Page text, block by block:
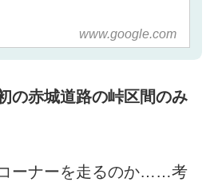
www.google.com
の赤城道路の峠区間のみ
ーナーを走るのか……考